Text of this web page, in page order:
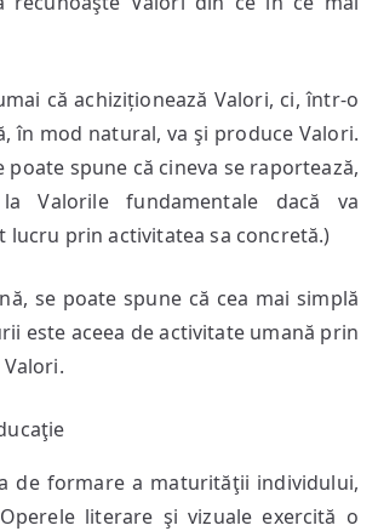
că achiziționează Valori, ci, într-o
în mod natural, va şi produce Valori.
poate spune că cineva se raportează,
Valorile fundamentale dacă va
lucru prin activitatea sa concretă.)
se poate spune că cea mai simplă
este aceea de activitate umană prin
Valori.
de formare a maturităţii individului,
literare şi vizuale exercită o